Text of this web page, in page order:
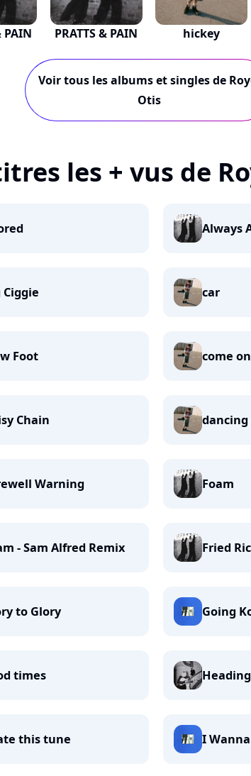
PAIN PRATTS & PAIN hickey
Voir tous les albums et singles de
Otis
les + vus de
Always
Ciggie car
Foot come
Chain
Warning Foam
- Sam Alfred Remix Fried
to Glory Going
times
this tune I